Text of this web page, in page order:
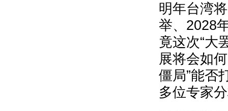
明年台湾
举、2028
竟这次“大
展将会如
僵局”能否
多位专家